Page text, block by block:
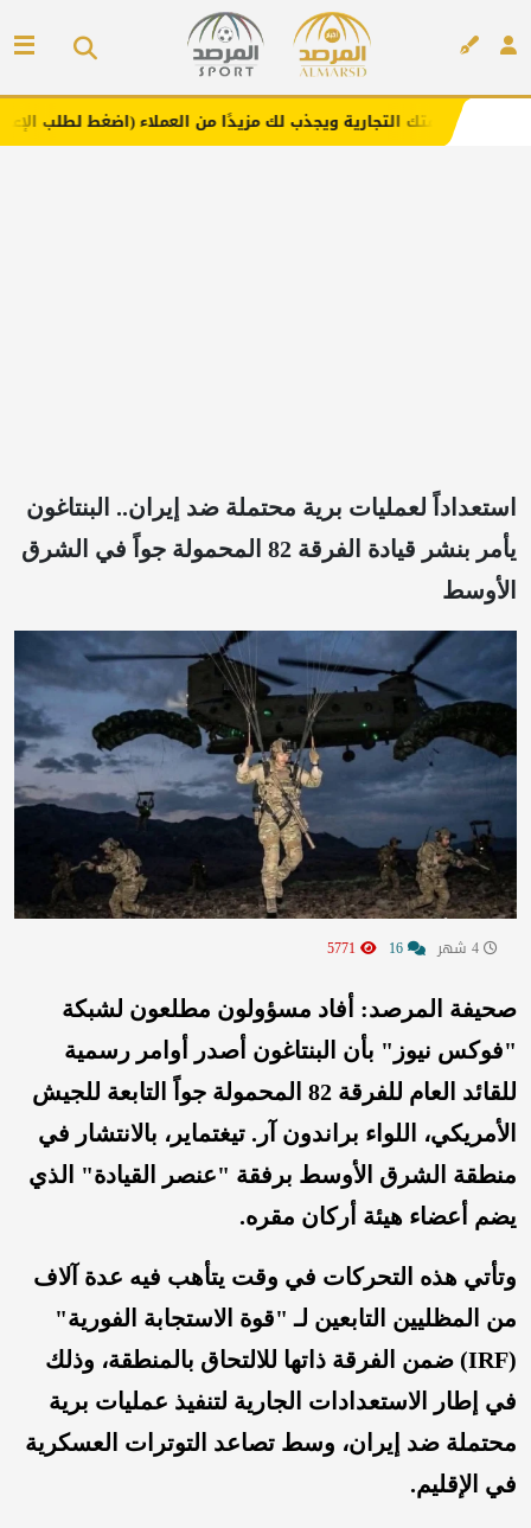
ويجذب لك مزيدًا من العملاء (اضغط لطلب الإعلان)
استعداداً لعمليات برية محتملة ضد إيران.. البنتاغون
يأمر بنشر قيادة الفرقة 82 المحمولة جواً في الشرق
الأوسط
صحيفة المرصد: أفاد مسؤولون مطلعون لشبكة
"فوكس نيوز" بأن البنتاغون أصدر أوامر رسمية
للقائد العام للفرقة 82 المحمولة جواً التابعة للجيش
الأمريكي، اللواء براندون آر. تيغتماير، بالانتشار في
منطقة الشرق الأوسط برفقة "عنصر القيادة" الذي
يضم أعضاء هيئة أركان مقره.
وتأتي هذه التحركات في وقت يتأهب فيه عدة آلاف
من المظليين التابعين لـ "قوة الاستجابة الفورية"
(IRF) ضمن الفرقة ذاتها للالتحاق بالمنطقة، وذلك
في إطار الاستعدادات الجارية لتنفيذ عمليات برية
محتملة ضد إيران، وسط تصاعد التوترات العسكرية
في الإقليم.